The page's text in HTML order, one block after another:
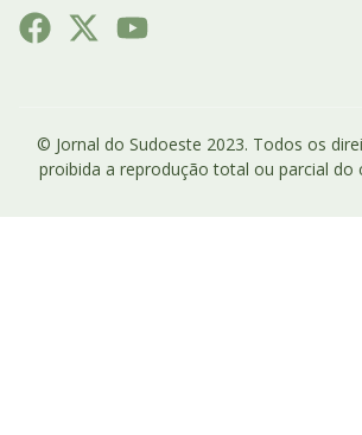
© Jornal do Sudoeste 2023. Todos os
proibida a reprodução total ou parcial do